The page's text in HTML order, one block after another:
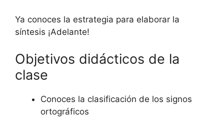
Ya conoces la estrategia para elaborar la
síntesis ¡Adelante!
Objetivos didácticos de la
clase
Conoces la clasificación de los signos
ortográficos